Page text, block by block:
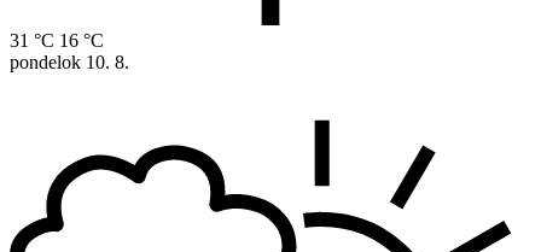
31 °C 16 °C
pondelok 10. 8.